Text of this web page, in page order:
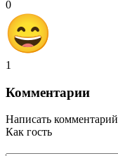
0
1
Комментарии
Написать комментарий
Как гость